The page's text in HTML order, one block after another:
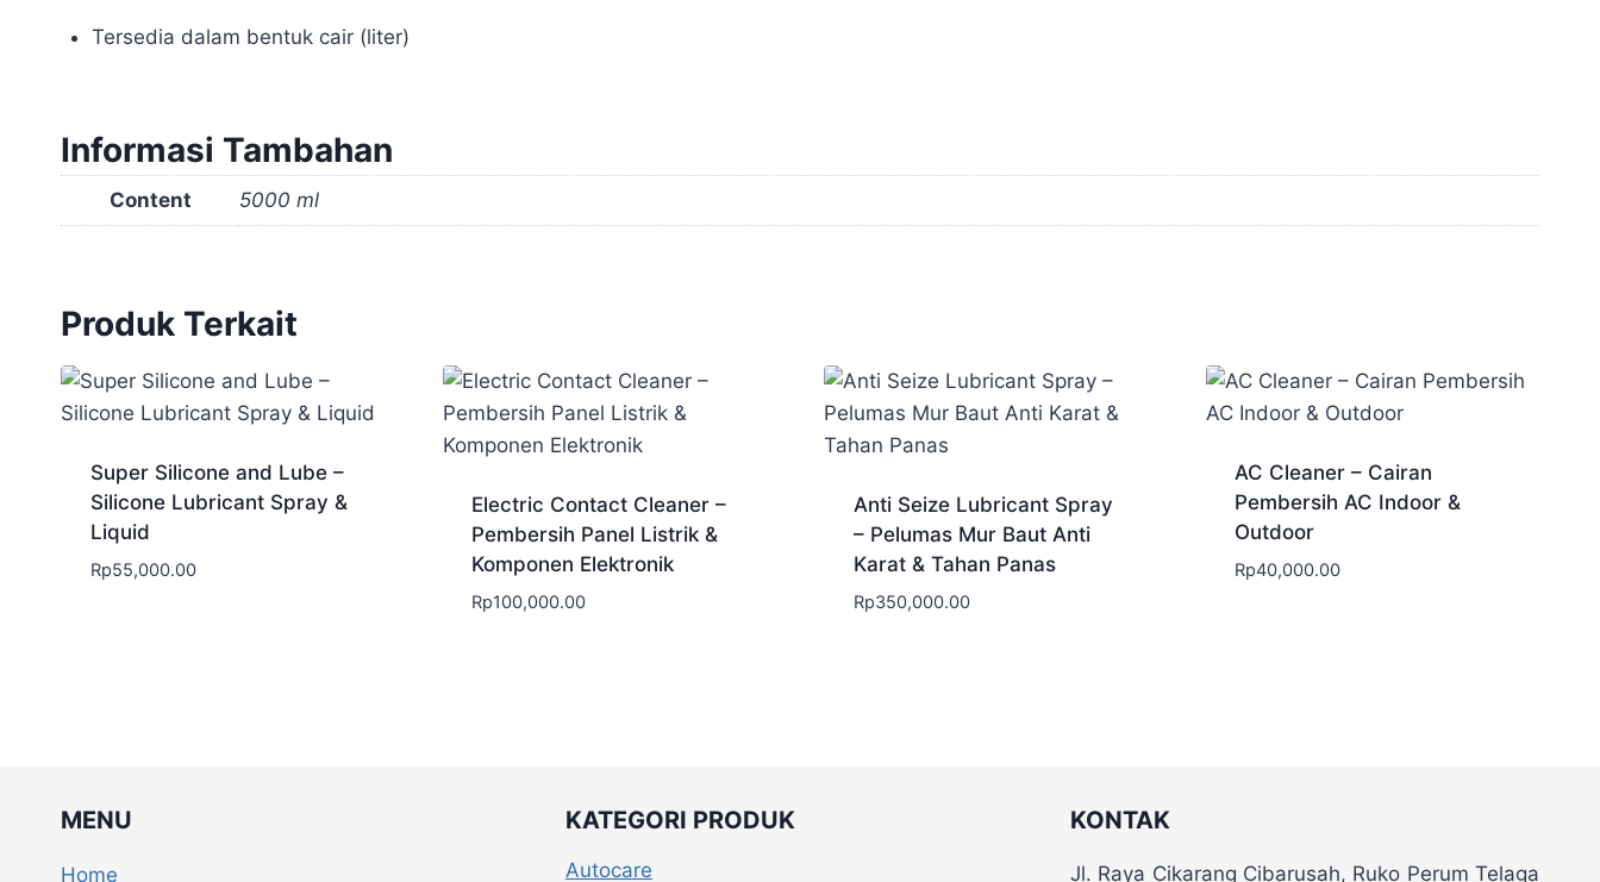
Tersedia dalam bentuk cair (liter)
Informasi Tambahan
Content 5000 ml
Produk Terkait
Super Silicone and Lube –
Silicone Lubricant Spray &
Liquid
Rp55,000.00
Electric Contact Cleaner –
Pembersih Panel Listrik &
Komponen Elektronik
Rp100,000.00
Anti Seize Lubricant Spray
– Pelumas Mur Baut Anti
Karat & Tahan Panas
Rp350,000.00
AC Cleaner – Cairan
Pembersih AC Indoor &
Outdoor
Rp40,000.00
MENU
Home
KATEGORI PRODUK
Autocare
KONTAK
Jl. Raya Cikarang Cibarusah, Ruko Perum Telaga